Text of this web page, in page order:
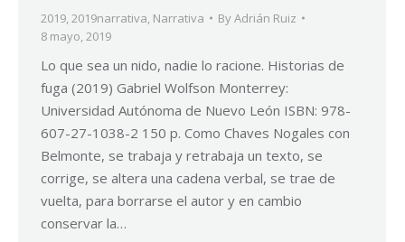
2019,2019narrativa, Narrativa ByAdrián Ruiz
8 mayo, 2019
Lo que sea un nido, nadie lo racione. Historias de
fuga (2019) Gabriel Wolfson Monterrey:
Universidad Autónoma de Nuevo León ISBN: 978-
607-27-1038-2 150 p. Como Chaves Nogales con
Belmonte, se trabaja y retrabaja un texto, se
corrige, se altera una cadena verbal, se trae de
vuelta, para borrarse el autor y en cambio
conservar la…